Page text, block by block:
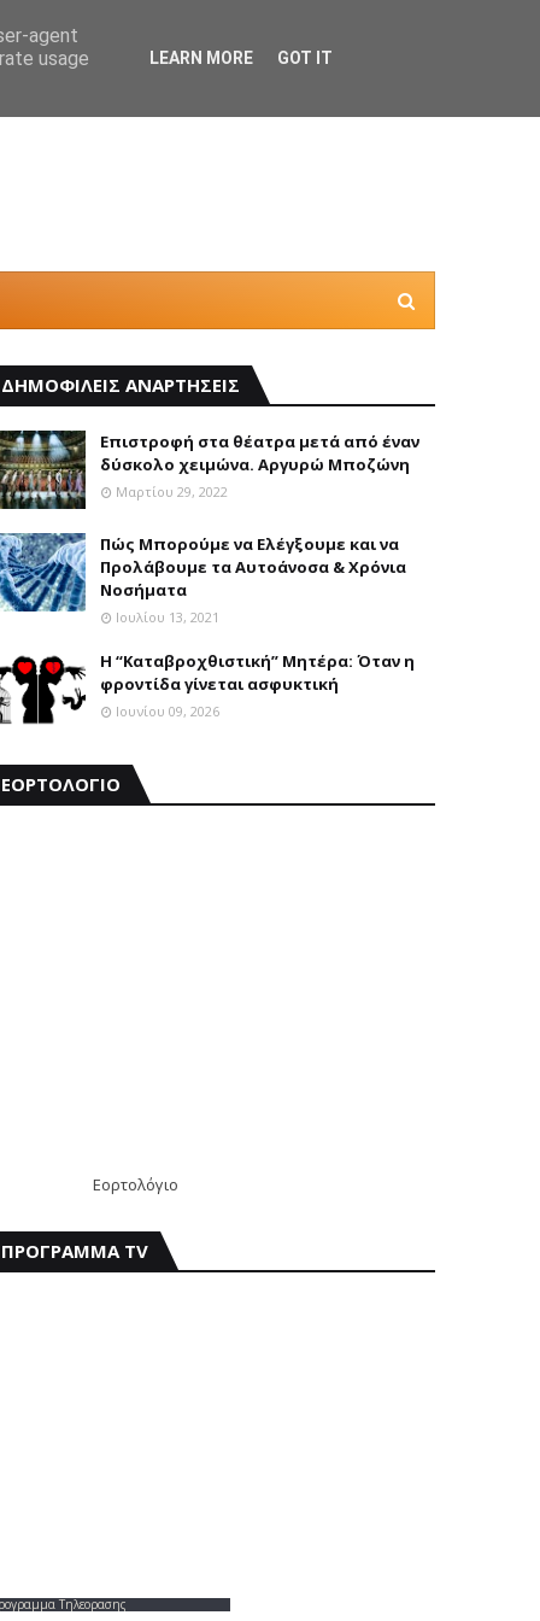
ΔΗΜΟΦΙΛΕΙΣ ΑΝΑΡΤΗΣΕΙΣ
Επιστροφή στα θέατρα μετά από έναν
δύσκολο χειμώνα. Αργυρώ Μποζώνη
Μαρτίου 29, 2022
Πώς Μπορούμε να Ελέγξουμε και να
Προλάβουμε τα Αυτοάνοσα & Χρόνια
Νοσήματα
Ιουλίου 13, 2021
Η “Καταβροχθιστική” Mητέρα: Όταν η
φροντίδα γίνεται ασφυκτική
Ιουνίου 09, 2026
ΕΟΡΤΟΛΟΓΙΟ
Εορτολόγιο
ΠΡΟΓΡΑΜΜΑ TV
Τηλεορασης
agent
usage
LEARN MORE GOT IT